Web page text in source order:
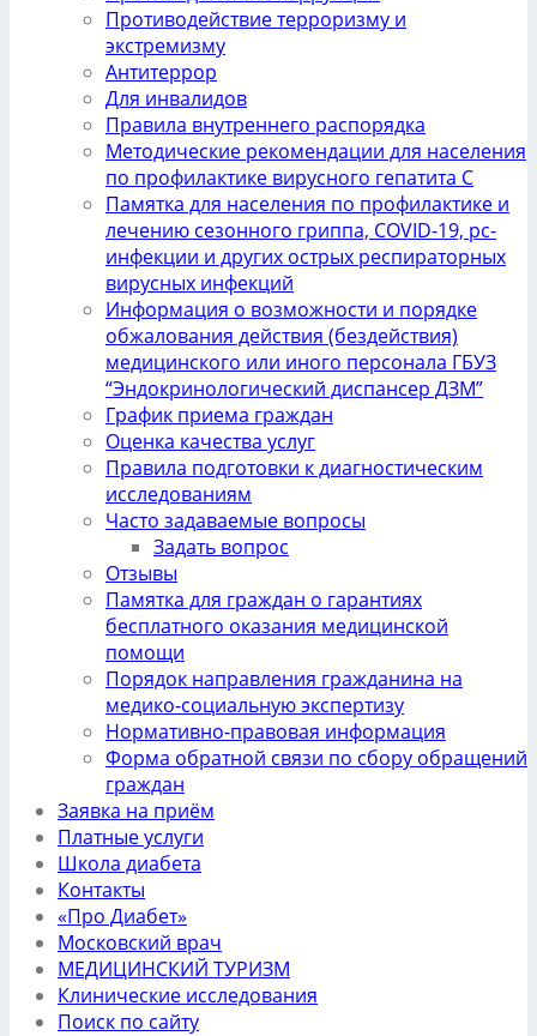
Противодействие терроризму и
экстремизму
Антитеррор
Для инвалидов
Правила внутреннего распорядка
Методические рекомендации для населения
по профилактике вирусного гепатита С
Памятка для населения по профилактике и
лечению сезонного гриппа, COVID-19, рс-
инфекции и других острых респираторных
вирусных инфекций
Информация о возможности и порядке
обжалования действия (бездействия)
медицинского или иного персонала ГБУЗ
“Эндокринологический диспансер ДЗМ”
График приема граждан
Оценка качества услуг
Правила подготовки к диагностическим
исследованиям
Часто задаваемые вопросы
Задать вопрос
Отзывы
Памятка для граждан о гарантиях
бесплатного оказания медицинской
помощи
Порядок направления гражданина на
медико-социальную экспертизу
Нормативно-правовая информация
Форма обратной связи по сбору обращений
граждан
Заявка на приём
Платные услуги
Школа диабета
Контакты
«Про Диабет»
Московский врач
МЕДИЦИНСКИЙ ТУРИЗМ
Клинические исследования
Поиск по сайту